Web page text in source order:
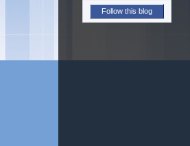
Follow this blog